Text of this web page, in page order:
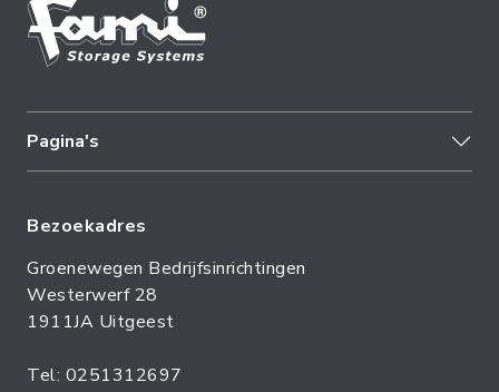
Pagina's
Bezoekadres
Groenewegen Bedrijfsinrichtingen
Westerwerf 28
1911JA Uitgeest
Tel: 0251312697